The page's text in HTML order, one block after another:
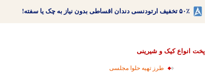
۵۰٪ تخفیف ارتودنسی دندان اقساطی بدون نیاز به چک یا سفته!
پخت انواع کیک و شیرینی
طرز تهیه حلوا مجلسی